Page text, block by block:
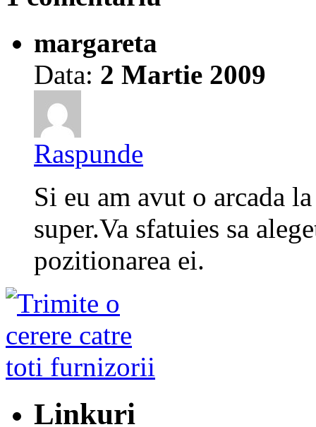
margareta
Data: 2 Martie 2009
Raspunde
Si eu am avut o arcada
super.Va sfatuies sa
pozitionarea ei.
Linkuri